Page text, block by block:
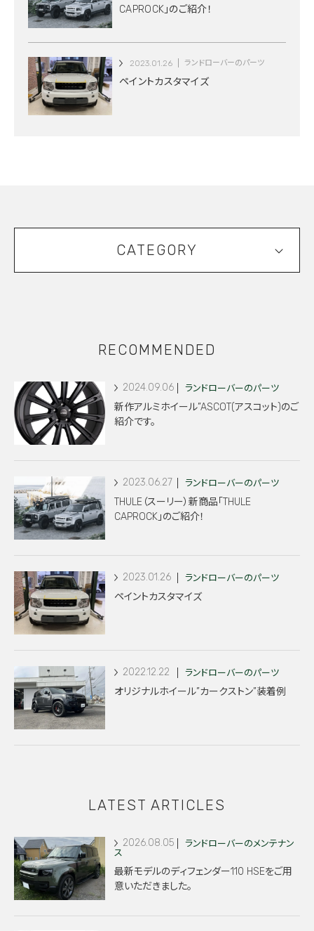
CAPROCK」のご紹介！
2023.01.26 ランドローバーのパーツ
ペイントカスタマイズ
CATEGORY
RECOMMENDED
2024.09.06 ランドローバーのパーツ
新作アルミホイール”ASCOT(アスコット)のご
紹介です。
2023.06.27 ランドローバーのパーツ
THULE（スーリー）新商品「THULE
CAPROCK」のご紹介！
2023.01.26 ランドローバーのパーツ
ペイントカスタマイズ
2022.12.22 ランドローバーのパーツ
オリジナルホイール”カークストン”装着例
LATEST ARTICLES
2026.08.05
ランドローバーのメンテナン
ス
最新モデルのディフェンダー110 HSEをご用
意いただきました。